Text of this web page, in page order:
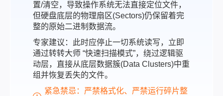
置/清空，导致操作系统无法直接定位文件，
但硬盘底层的物理扇区(Sectors)仍保留着完
整的原始二进制数据流。
专家建议：此时应停止一切系统读写，立即
通过转转大师 “快速扫描模式”，绕过逻辑驱
动层，直接从底层数据簇(Data Clusters)中重
组并恢复丢失的文件。
紧急禁忌：严禁格式化、严禁运行碎片整